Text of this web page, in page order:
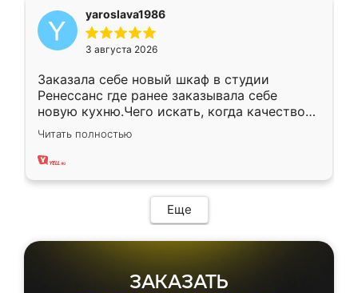
yaroslava1986
3 августа 2026
Заказала себе новый шкаф в студии
Ренессанс где ранее заказывала себе
новую кухню.Чего искать, когда качеством
вполне довольна. Служит кухня уже почти
два года, нареканий нет.
Читать полностью
Еще
ЗАКАЗАТЬ